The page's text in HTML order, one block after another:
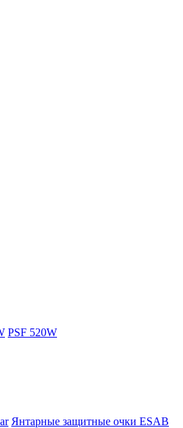
PSF 520W
Янтарные защитные очки ESAB